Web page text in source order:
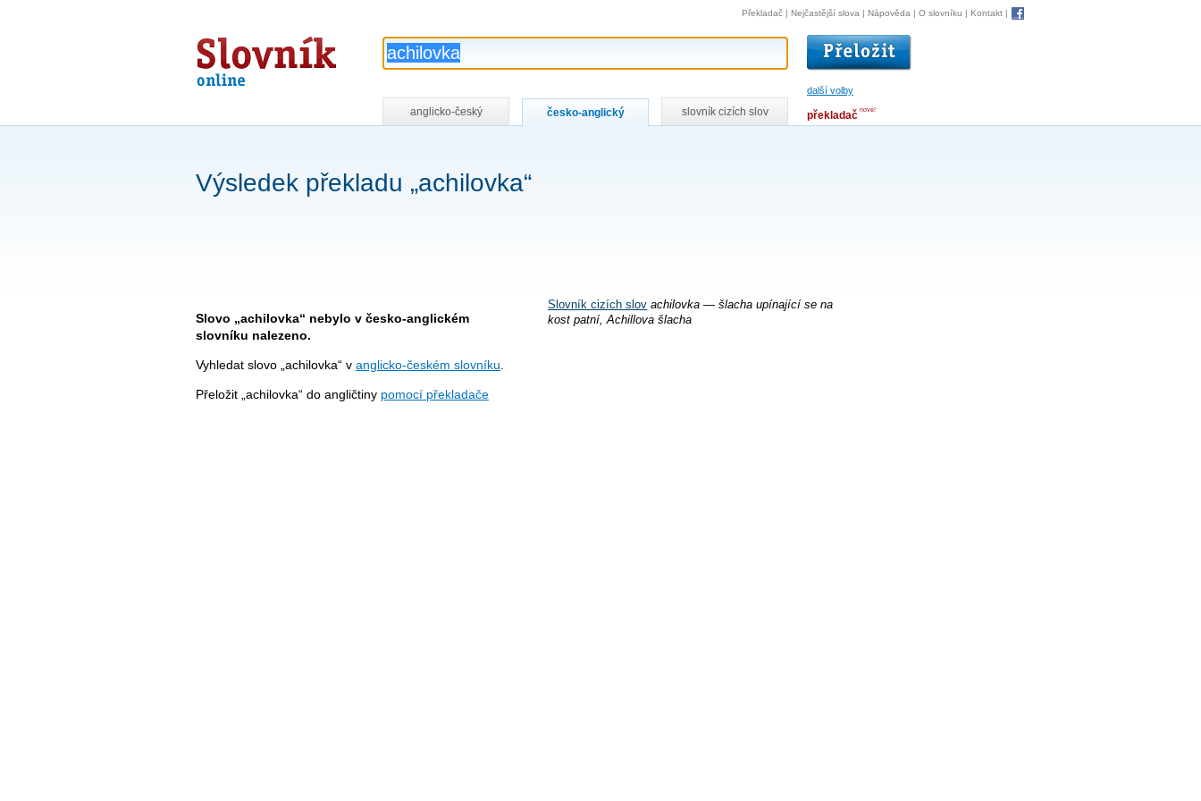
Slovník
online
další volby
Překladač | Nejčastější slova | Nápověda | O slovníku | Kontakt |
anglicko-český česko-anglický slovník cizích slov překladač nové!
Výsledek překladu „achilovka“
Slovník cizích slov achilovka — šlacha upínající se na
kost patní, Achillova šlacha
Slovo „achilovka“ nebylo v česko-anglickém
slovníku nalezeno.
Vyhledat slovo „achilovka“ v anglicko-českém slovníku
Přeložit „achilovka“ do angličtiny pomocí překladače